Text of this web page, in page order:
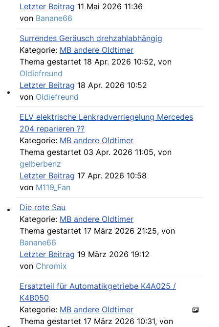
Werkstatt Artikel
Letzter Beitrag 11 Mai 2026 11:36
von Banane66
Surrendes Geräusch drehzahlabhängig
Kategorie: MB andere Oldtimer
Thema gestartet 18 Apr. 2026 10:52, von
Oldiefreund
Letzter Beitrag 18 Apr. 2026 10:52
von Oldiefreund
ELV elektrische Lenkradverriegelung Mercedes
204 reparieren ??
Kategorie: MB andere Oldtimer
Thema gestartet 03 Apr. 2026 11:05, von
gelberbenz
Letzter Beitrag 17 Apr. 2026 10:58
von M119_Fan
Die rote Sau
Kategorie: MB andere Oldtimer
Thema gestartet 17 März 2026 21:25, von
Banane66
Letzter Beitrag 19 März 2026 19:12
von Chromix
Ersatzteil für Automatikgetriebe K4A025 /
K4B050
Kategorie: MB andere Oldtimer
Thema gestartet 17 März 2026 10:31, von